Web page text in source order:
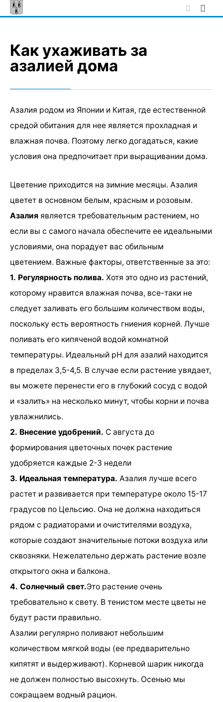
Skip
to
Как ухаживать за
азалией дома
Азалия родом из Японии и Китая, где естественной
средой обитания для нее является прохладная и
влажная почва. Поэтому легко догадаться, какие
условия она предпочитает при выращивании дома.
Цветение приходится на зимние месяцы. Азалия
цветет в основном белым, красным и розовым.
Азалия является требовательным растением, но
если вы с самого начала обеспечите ее идеальными
условиями, она порадует вас обильным
цветением. Важные факторы, ответственные за это:
1. Регулярность полива. Хотя это одно из растений,
которому нравится влажная почва, все-таки не
следует заливать его большим количеством воды,
поскольку есть вероятность гниения корней. Лучше
поливать его кипяченой водой комнатной
температуры. Идеальный pH для азалий находится
в пределах 3,5-4,5. В случае если растение увядает,
вы можете перенести его в глубокий сосуд с водой
и «залить» на несколько минут, чтобы корни и почва
увлажнились.
2. Внесение удобрений. С августа до
формирования цветочных почек растение
удобряется каждые 2-3 недели
3. Идеальная температура. Азалия лучше всего
растет и развивается при температуре около 15-17
градусов по Цельсию. Она не должна находиться
рядом с радиаторами и очистителями воздуха,
которые создают значительные потоки воздуха или
сквозняки. Нежелательно держать растение возле
открытого окна и балкона.
4. Солнечный свет.Это растение очень
требовательно к свету. В тенистом месте цветы не
будут расти правильно.
Азалии регулярно поливают небольшим
количеством мягкой воды (ее предварительно
кипятят и выдерживают). Корневой шарик никогда
не должен полностью высохнуть. Осенью мы
сокращаем водный рацион.